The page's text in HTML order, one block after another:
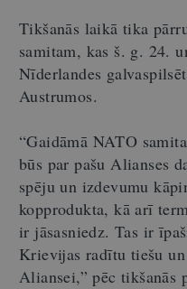
Tikšanās laikā tika
samitam, kas š. g. 24.
Nīderlandes
Austrumos.
“Gaidāmā NATO
būs par pašu Alianses
spēju un izdevumu
kopprodukta, kā arī
ir jāsasniedz. Tas ir
Krievijas radītu tiešu
Aliansei,” pēc tikšanās